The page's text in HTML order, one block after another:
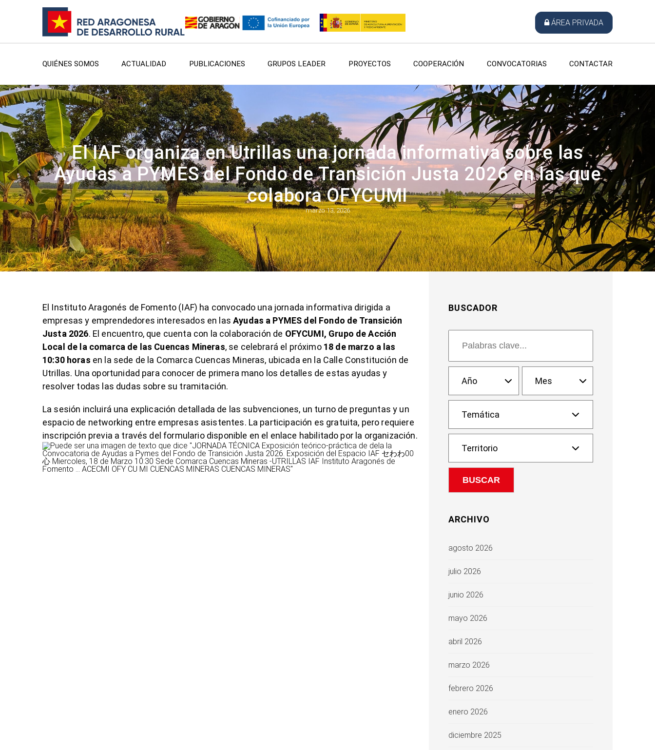
ÁREA PRIVADA
QUIÉNES SOMOS ACTUALIDAD PUBLICACIONES GRUPOS LEADER PROYECTOS COOPERACIÓN CONVOCATORIAS CONTACTAR
El IAF organiza en Utrillas una jornada informativa sobre las
Ayudas a PYMES del Fondo de Transición Justa 2026 en las que
colabora OFYCUMI
marzo 13, 2026
El Instituto Aragonés de Fomento (IAF) ha convocado una jornada informativa dirigida a
empresas y emprendedores interesados en lasAyudas a PYMES del Fondo de Transición
Justa 2026. El encuentro, que cuenta con la colaboración de OFYCUMI, Grupo de Acción
Local de la comarca de las Cuencas Mineras, se celebrará el próximo 18 de marzo a las
10:30 horas en la sede de la Comarca Cuencas Mineras, ubicada en la Calle Constitución de
Utrillas. Una oportunidad para conocer de primera mano los detalles de estas ayudas y
resolver todas las dudas sobre su tramitación.
La sesión incluirá una explicación detallada de las subvenciones, un turno de preguntas y un
espacio de networking entre empresas asistentes. La participación es gratuita, pero requiere
inscripción previa a través del formulario disponible en el enlace habilitado por la organización.
BUSCADOR
ARCHIVO
agosto 2026
julio 2026
junio 2026
mayo 2026
abril 2026
marzo 2026
febrero 2026
enero 2026
diciembre 2025